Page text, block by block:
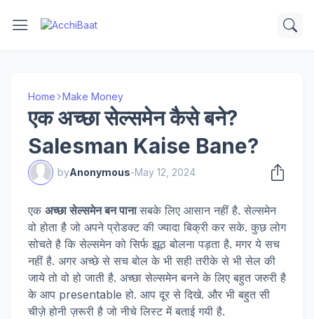
Home Make Money
एक अच्छा सेल्समेन कैसे बने?
Salesman Kaise Bane?
byAnonymous-May 12, 2024
एक अच्छा सेल्समेन बन पानासबके लिए आसान नहीं है. सेल्समेन
वो होता है जो अपने प्रोडक्ट की ज्यादा बिक्री कर सके. कुछ लोग
सोचते है कि सेल्समेन को सिर्फ झूठ बोलना पड़ता है. मगर ये सच
नहीं है. अगर अच्छे से सच बोल के भी सही तरीके से भी सेल की
जाये तो वो हो जाती है. अच्छा सेल्समेन बनने के लिए बहुत जरुरी है
के आप presentable हो. आप दूर से दिखे. और भी बहुत सी
चीज़े होनी ज़रूरी है जो नीचे लिस्ट में बताई गयी है.